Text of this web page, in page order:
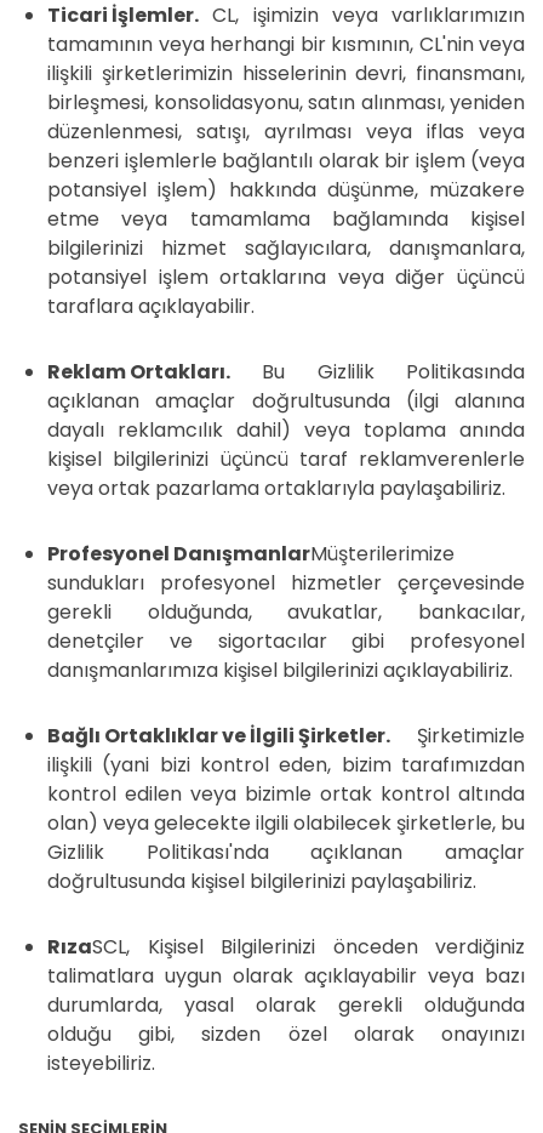
Ticari İşlemler. CL, işimizin veya varlıklarımızın
tamamının veya herhangi bir kısmının, CL'nin veya
ilişkili şirketlerimizin hisselerinin devri, finansmanı,
birleşmesi, konsolidasyonu, satın alınması, yeniden
düzenlenmesi, satışı, ayrılması veya iflas veya
benzeri işlemlerle bağlantılı olarak bir işlem (veya
potansiyel işlem) hakkında düşünme, müzakere
etme veya tamamlama bağlamında kişisel
bilgilerinizi hizmet sağlayıcılara, danışmanlara,
potansiyel işlem ortaklarına veya diğer üçüncü
taraflara açıklayabilir.
Reklam Ortakları. Bu Gizlilik Politikasında
açıklanan amaçlar doğrultusunda (ilgi alanına
dayalı reklamcılık dahil) veya toplama anında
kişisel bilgilerinizi üçüncü taraf reklamverenlerle
veya ortak pazarlama ortaklarıyla paylaşabiliriz.
Profesyonel DanışmanlarMüşterilerimize
sundukları profesyonel hizmetler çerçevesinde
gerekli olduğunda, avukatlar, bankacılar,
denetçiler ve sigortacılar gibi profesyonel
danışmanlarımıza kişisel bilgilerinizi açıklayabiliriz.
Bağlı Ortaklıklar ve İlgili Şirketler. Şirketimizle
ilişkili (yani bizi kontrol eden, bizim tarafımızdan
kontrol edilen veya bizimle ortak kontrol altında
olan) veya gelecekte ilgili olabilecek şirketlerle, bu
Gizlilik Politikası'nda açıklanan amaçlar
doğrultusunda kişisel bilgilerinizi paylaşabiliriz.
RızaSCL, Kişisel Bilgilerinizi önceden verdiğiniz
talimatlara uygun olarak açıklayabilir veya bazı
durumlarda, yasal olarak gerekli olduğunda
olduğu gibi, sizden özel olarak onayınızı
isteyebiliriz.